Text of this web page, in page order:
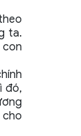
ta.
con
đó,